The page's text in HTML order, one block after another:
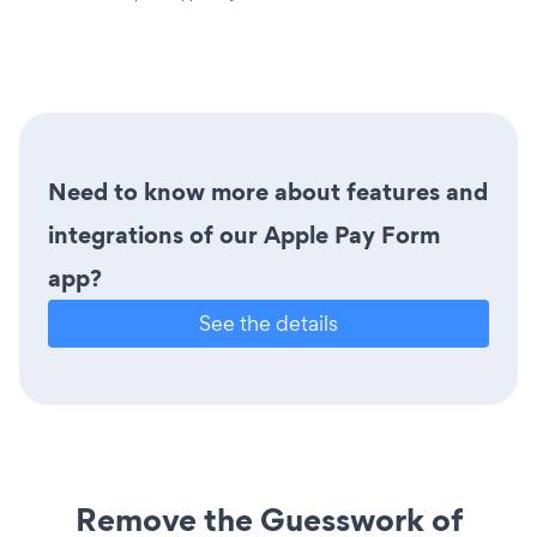
Need to know more about features and
integrations of our Apple Pay Form
app?
See the details
Remove the Guesswork of